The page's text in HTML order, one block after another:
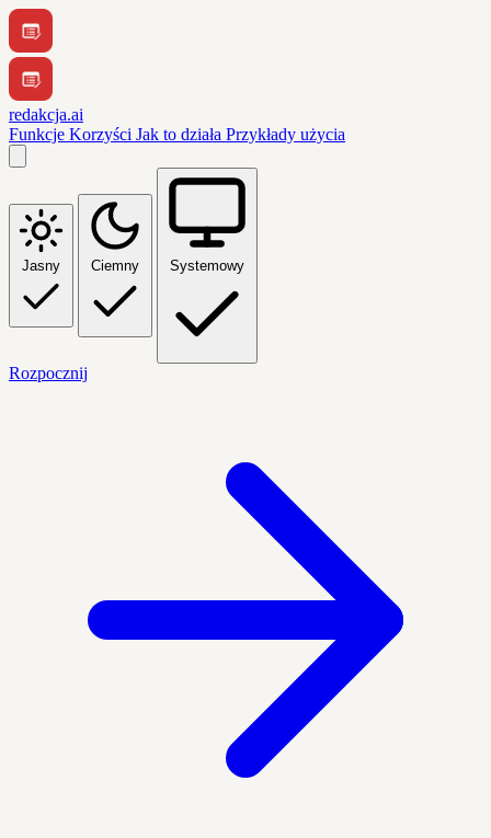
redakcja.ai
Funkcje Korzyści Jak to działa Przykłady użycia
Jasny Ciemny Systemowy
Rozpocznij